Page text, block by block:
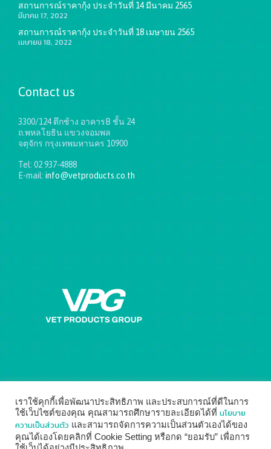
สถานการณ์ราคากุ้ง ประจำวันที่ 14 มีนาคม 2565
มีนาคม 17, 2022
สถานการณ์ราคากุ้ง ประจำวันที่ 18 เมษายน 2565
เมษายน 18, 2022
Contact us
3300/124 ตึกช้าง อาคารB ชั้น 24
ถ.พหลโยธิน แขวงจอมพล
จตุจักร กรุงเทพมหานคร 10900
Tel: 02 937-4888
E-mail: info@vetproducts.co.th
เราใช้คุกกี้เพื่อพัฒนาประสิทธิภาพ และประสบการณ์ที่ดีในการ
ใช้เว็บไซต์ของคุณ คุณสามารถศึกษารายละเอียดได้ที่ นโยบาย
ความเป็นส่วนตัว และสามารถจัดการความเป็นส่วนตัวเองได้ของ
คุณได้เองโดยคลิกที่ Cookie Setting หรือกด “ยอมรับ” เพื่อการ